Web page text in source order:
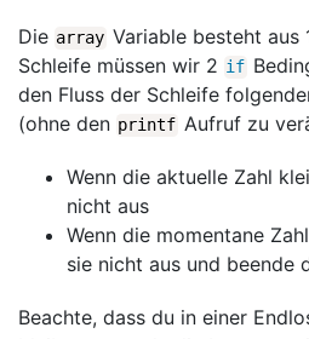
Die array Variable besteht aus
Schleife müssen wir 2 if
den Fluss der Schleife
(ohne den printf Aufruf zu
Wenn die aktuelle Zahl
nicht aus
Wenn die momentane
sie nicht aus und beende
Beachte, dass du in einer